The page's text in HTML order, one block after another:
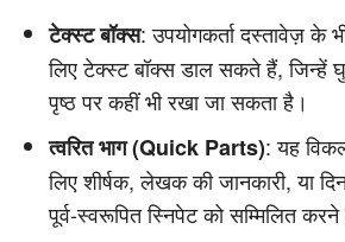
टेक्स्ट बॉक्स: उपयोगकर्ता दस्तावेज़ के
लिए टेक्स्ट बॉक्स डाल सकते हैं, जिन्हें
पृष्ठ पर कहीं भी रखा जा सकता है।
त्वरित भाग (Quick Parts): यह
लिए शीर्षक, लेखक की जानकारी, या
पूर्व-स्वरूपित स्निपेट को सम्मिलित